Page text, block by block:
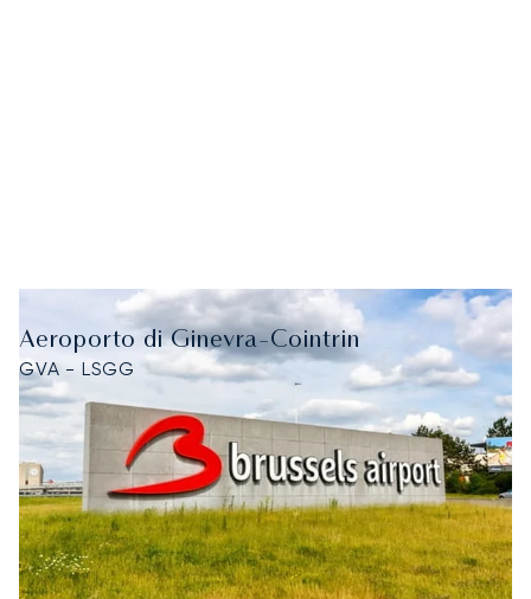
Aeroporto di Ginevra-Cointrin
GVA - LSGG